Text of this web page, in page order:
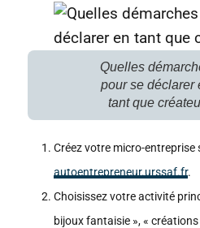
Quelles
pour se déclarer
tant que
Créez votre micro-entreprise
autoentrepreneur.urssaf.fr.
Choisissez votre activité
bijoux fantaisie », «